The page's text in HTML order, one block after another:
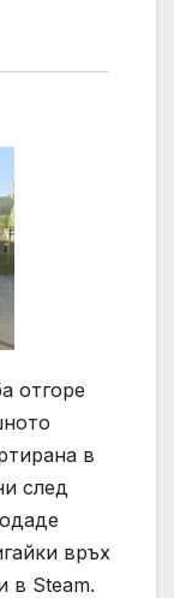
отгоре
в
след
връх
в Steam.